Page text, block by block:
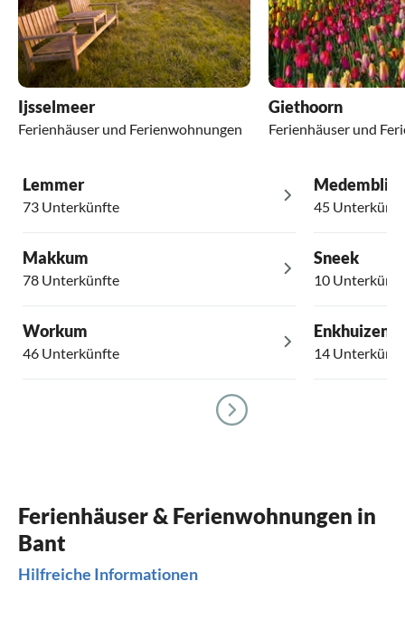
Ijsselmeer
Ferienhäuser und Ferienwohnungen
Giethoorn
Ferienhäuser und
Lemmer
73 Unterkünfte
Makkum
78 Unterkünfte
Workum
46 Unterkünfte
Medemblik
45
Sneek
10
Enkhuizen
14
Ferienhäuser & Ferienwohnungen in
Bant
Hilfreiche Informationen